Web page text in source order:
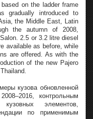
on the ladder frame
gradually introduced to
the Middle East, Latin
the autumn of 2008,
2.5 or 3.2 litre diesel
available as before, while
are offered. As with the
of the new Pajero
кузова обновленной
контрольным
элементов,
по применимым